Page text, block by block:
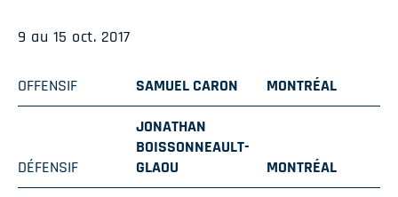
9 au 15 oct. 2017
OFFENSIF SAMUEL CARON MONTRÉAL
DÉFENSIF
JONATHAN
BOISSONNEAULT-
GLAOU
MONTRÉAL